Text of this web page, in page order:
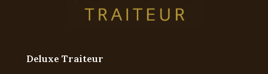
Deluxe Traiteur